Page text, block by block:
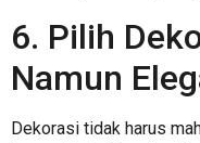
6. Pilih
Namun
Dekorasi tidak harus